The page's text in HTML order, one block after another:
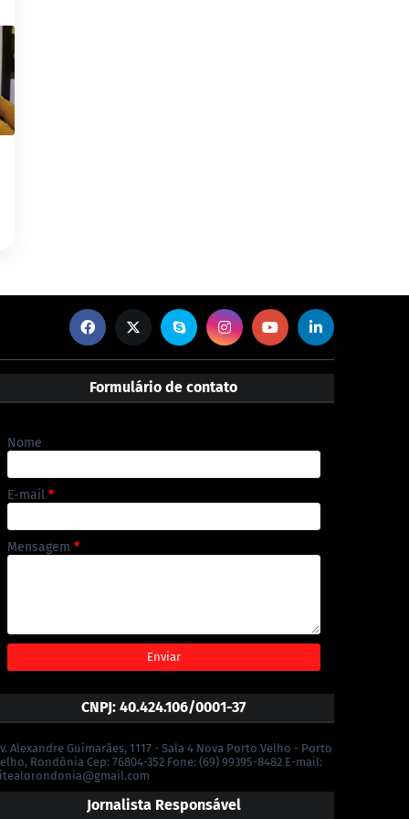
Formulário de contato
Nome
E-mail *
Mensagem *
CNPJ: 40.424.106/0001-37
Alexandre Guimarães, 1117 - Sala 4 Nova Porto Velho - Porto
Rondônia Cep: 76804-352 Fone: (69) 99395-8482 E-mail:
Jornalista Responsável